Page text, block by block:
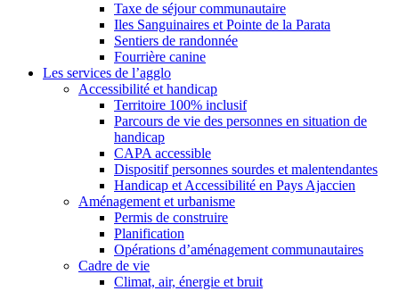
Taxe de séjour communautaire
Iles Sanguinaires et Pointe de la Parata
Sentiers de randonnée
Fourrière canine
Les services de l’agglo
Accessibilité et handicap
Territoire 100% inclusif
Parcours de vie des personnes en situation de
handicap
CAPA accessible
Dispositif personnes sourdes et malentendantes
Handicap et Accessibilité en Pays Ajaccien
Aménagement et urbanisme
Permis de construire
Planification
Opérations d’aménagement communautaires
Cadre de vie
Climat, air, énergie et bruit